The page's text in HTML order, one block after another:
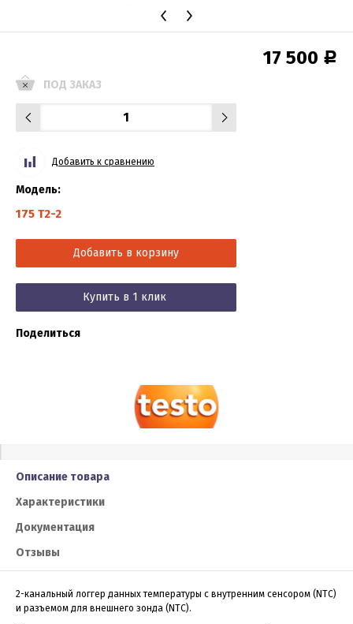
17 500 Р
ПОД ЗАКАЗ
Добавить к сравнению
Модель:
175 T2-2
Добавить в корзину
Купить в 1 клик
Поделиться
Описание товара
Характеристики
Документация
Отзывы
2-канальный логгер данных температуры с внутренним сенсором (NTC)
и разъемом для внешнего зонда (NTC).